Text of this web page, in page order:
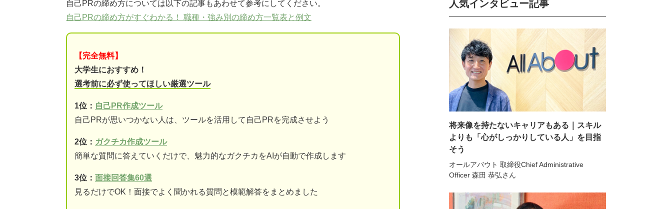
自己PRの締め方については以下の記事もあわせて参考にしてください。
自己PRの締め方がすぐわかる！ 職種・強み別の締め方一覧表と例文
【完全無料】
大学生におすすめ！
選考前に必ず使ってほしい厳選ツール
1位： 自己PR作成ツール
自己PRが思いつかない人は、ツールを活用して自己PRを完成させよう
2位： ガクチカ作成ツール
簡単な質問に答えていくだけで、魅力的なガクチカをAIが自動で作成します
3位： 面接回答集60選
見るだけでOK！面接でよく聞かれる質問と模範解答をまとめました
人気インタビュー記事
将来像を持たないキャリアもある｜スキル
よりも「心がしっかりしている人」を目指
そう
オールアバウト 取締役Chief Administrative
Officer 森田 恭弘さん